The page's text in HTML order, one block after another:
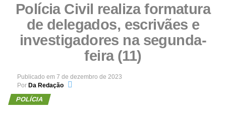
Polícia Civil realiza formatura
de delegados, escrivães e
investigadores na segunda-
feira (11)
Publicado em 7 de dezembro de 2023
Por Da Redação
POLÍCIA